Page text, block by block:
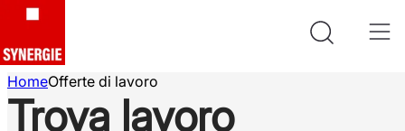
HomeOfferte di lavoro
Trova lavoro